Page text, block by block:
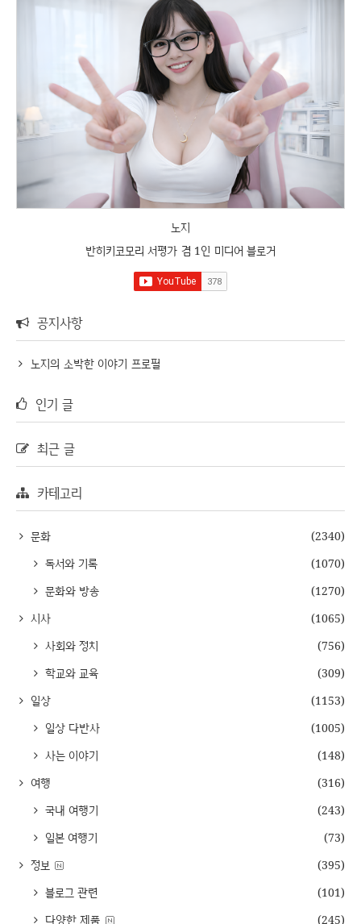
노지
반히키코모리 서평가 겸 1인 미디어 블로거
공지사항
노지의 소박한 이야기 프로필
인기 글
최근 글
카테고리
문화
(2340)
독서와 기록
(1070)
문화와 방송
(1270)
시사
(1065)
사회와 정치
(756)
학교와 교육
(309)
일상
(1153)
일상 다반사
(1005)
사는 이야기
(148)
여행
(316)
국내 여행기
(243)
일본 여행기
(73)
정보
(395)
블로그 관련
(101)
다양한 제품
(245)